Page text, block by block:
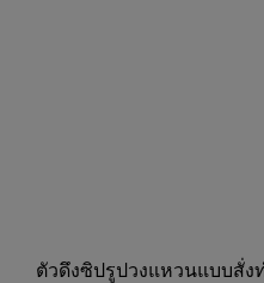
ตัวดึงซิปรูปวงแหวนแบบสั่ง